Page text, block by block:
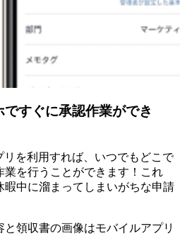
すぐに承認作業ができ
リを利用すれば、いつでもどこで
業を行うことができます！これ
暇中に溜まってしまいがちな申請
領収書の画像はモバイルアプリ